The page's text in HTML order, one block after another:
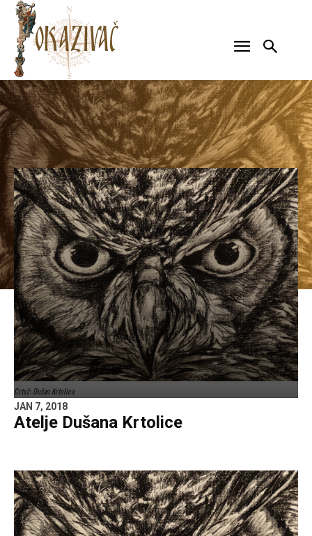
Crtež: Dušan Krtolica
JAN 7, 2018
Atelje Dušana Krtolice